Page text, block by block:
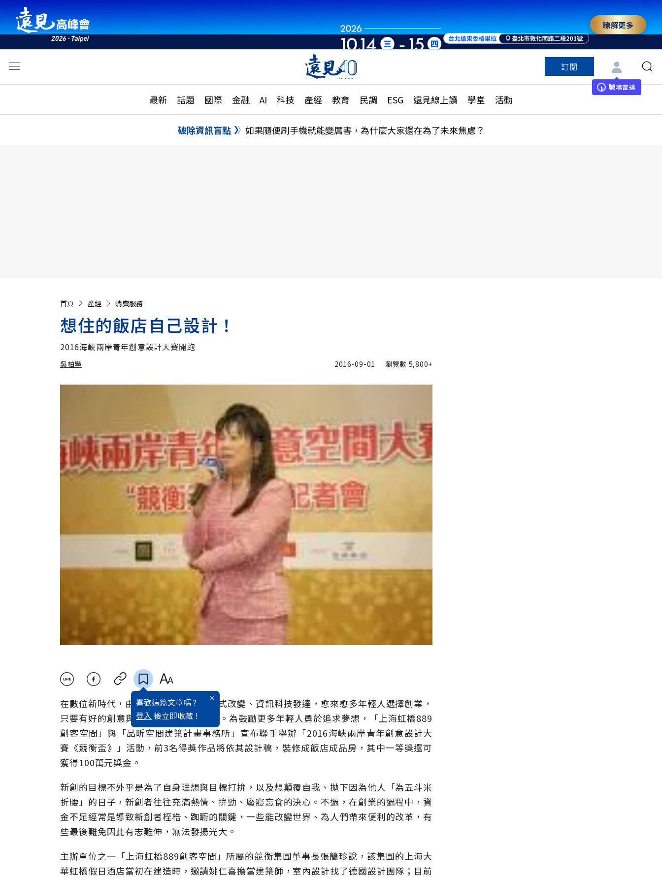
瞭解更多
訂閱
職場雷達
最新 話題 國際 金融 AI 科技 產經 教育 民調 ESG 遠見線上讀 學堂 活動
活動
話題
國際
特輯
大學升學、職涯攻略
縣市施政調查全解析
更多訂閱方案
特色頻道
破除資訊盲點 如果隨便刷手機就能變厲害，為什麼大家還在為了未來焦慮？
首頁 產經 消費服務
想住的飯店自己設計！
2016海峽兩岸青年創意設計大賽開跑
吳柏學 2016-09-01 瀏覽數 5,800+
喜歡這篇文章嗎 ?
登入 後立即收藏 !
在數位新時代，由於產業轉型、經營模式改變、資訊科技發達，愈來愈多年輕人選擇創業，
只要有好的創意與想法，就有機會成功。為鼓勵更多年輕人勇於追求夢想，「上海虹橋889
創客空間」與「品昕空間建築計畫事務所」宣布聯手舉辦「2016海峽兩岸青年創意設計大
賽《競衡盃》」活動，前3名得獎作品將依其設計稿，裝修成飯店成品房，其中一等獎還可
獲得100萬元獎金。
新創的目標不外乎是為了自身理想與目標打拚，以及想顛覆自我、拋下因為他人「為五斗米
折腰」的日子，新創者往往充滿熱情、拚勁、廢寢忘食的決心。不過，在創業的過程中，資
金不足經常是導致新創者桎梏、踟躕的關鍵，一些能改變世界、為人們帶來便利的改革，有
些最後難免因此有志難伸，無法發揚光大。
主辦單位之一「上海虹橋889創客空間」所屬的競衡集團董事長張簡珍說，該集團的上海大
華虹橋假日酒店當初在建造時，邀請姚仁喜擔當建築師，室內設計找了德國設計團隊；目前